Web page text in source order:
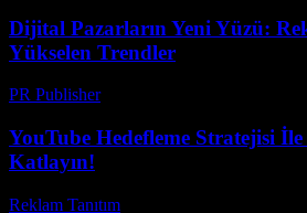
Dijital Pazarların Yeni Yüzü:
Yükselen Trendler
PR Publisher-
YouTube Hedefleme Stratejisi İle
Katlayın!
Reklam Tanıtım